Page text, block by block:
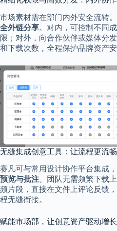
市场素材需在部门内外安全流转
全外链分享。对内，可控制不同
限；对外，向合作伙伴或媒体分
和下载次数，全程保护品牌资产安
无缝集成创意工具：让流程更流畅
赛凡可与常用设计协作平台集成
预览与批注。团队无需频繁下载
频片段，直接在文件上评论反馈
程无缝衔接。
赋能市场部，让创意资产驱动增长